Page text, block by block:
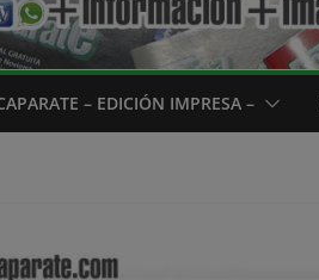
– EDICIÓN IMPRESA –